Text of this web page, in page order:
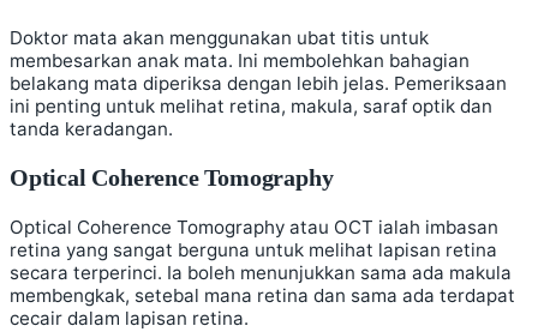
Doktor mata akan menggunakan ubat titis untuk
membesarkan anak mata. Ini membolehkan bahagian
belakang mata diperiksa dengan lebih jelas. Pemeriksaan
ini penting untuk melihat retina, makula, saraf optik dan
tanda keradangan.
Optical Coherence Tomography
Optical Coherence Tomography atau OCT ialah imbasan
retina yang sangat berguna untuk melihat lapisan retina
secara terperinci. Ia boleh menunjukkan sama ada makula
membengkak, setebal mana retina dan sama ada terdapat
cecair dalam lapisan retina.